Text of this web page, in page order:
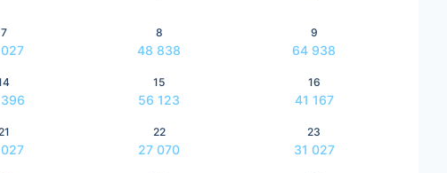
7 8
48 838
9
64 938
15
56 123
16
41 167
21 22
27 070
23
31 027